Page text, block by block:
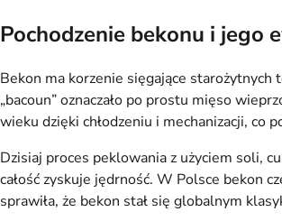
Pochodzenie bekonu i jego
Bekon ma korzenie sięgające
„bacoun” oznaczało po prostu mięso
wieku dzięki chłodzeniu i mechanizacji, co
Dzisiaj proces peklowania z użyciem soli,
całość zyskuje jędrność. W Polsce bekon
sprawiła, że bekon stał się globalnym